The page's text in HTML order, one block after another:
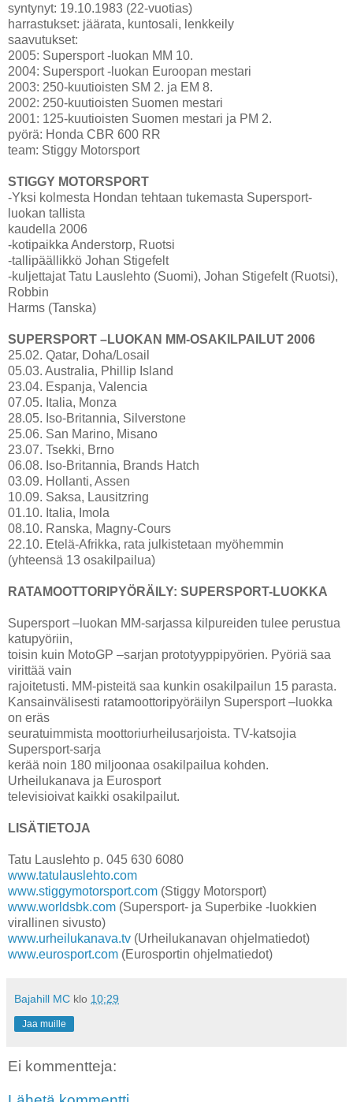
syntynyt: 19.10.1983 (22-vuotias)
harrastukset: jäärata, kuntosali, lenkkeily
saavutukset:
2005: Supersport -luokan MM 10.
2004: Supersport -luokan Euroopan mestari
2003: 250-kuutioisten SM 2. ja EM 8.
2002: 250-kuutioisten Suomen mestari
2001: 125-kuutioisten Suomen mestari ja PM 2.
pyörä: Honda CBR 600 RR
team: Stiggy Motorsport
STIGGY MOTORSPORT
-Yksi kolmesta Hondan tehtaan tukemasta Supersport-
luokan tallista
kaudella 2006
-kotipaikka Anderstorp, Ruotsi
-tallipäällikkö Johan Stigefelt
-kuljettajat Tatu Lauslehto (Suomi), Johan Stigefelt (Ruotsi),
Robbin
Harms (Tanska)
SUPERSPORT –LUOKAN MM-OSAKILPAILUT 2006
25.02. Qatar, Doha/Losail
05.03. Australia, Phillip Island
23.04. Espanja, Valencia
07.05. Italia, Monza
28.05. Iso-Britannia, Silverstone
25.06. San Marino, Misano
23.07. Tsekki, Brno
06.08. Iso-Britannia, Brands Hatch
03.09. Hollanti, Assen
10.09. Saksa, Lausitzring
01.10. Italia, Imola
08.10. Ranska, Magny-Cours
22.10. Etelä-Afrikka, rata julkistetaan myöhemmin
(yhteensä 13 osakilpailua)
RATAMOOTTORIPYÖRÄILY: SUPERSPORT-LUOKKA
Supersport –luokan MM-sarjassa kilpureiden tulee perustua
katupyöriin,
toisin kuin MotoGP –sarjan prototyyppipyörien. Pyöriä saa
virittää vain
rajoitetusti. MM-pisteitä saa kunkin osakilpailun 15 parasta.
Kansainvälisesti ratamoottoripyöräilyn Supersport –luokka
on eräs
seuratuimmista moottoriurheilusarjoista. TV-katsojia
Supersport-sarja
kerää noin 180 miljoonaa osakilpailua kohden.
Urheilukanava ja Eurosport
televisioivat kaikki osakilpailut.
LISÄTIETOJA
Tatu Lauslehto p. 045 630 6080
www.tatulauslehto.com
www.stiggymotorsport.com (Stiggy Motorsport)
www.worldsbk.com (Supersport- ja Superbike -luokkien
virallinen sivusto)
www.urheilukanava.tv (Urheilukanavan ohjelmatiedot)
www.eurosport.com (Eurosportin ohjelmatiedot)
Bajahill MC klo 10:29
Jaa muille
Ei kommentteja: